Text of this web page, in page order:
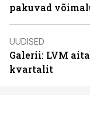
pakuvad
UUDISED
Galerii: LVM
kvartalit